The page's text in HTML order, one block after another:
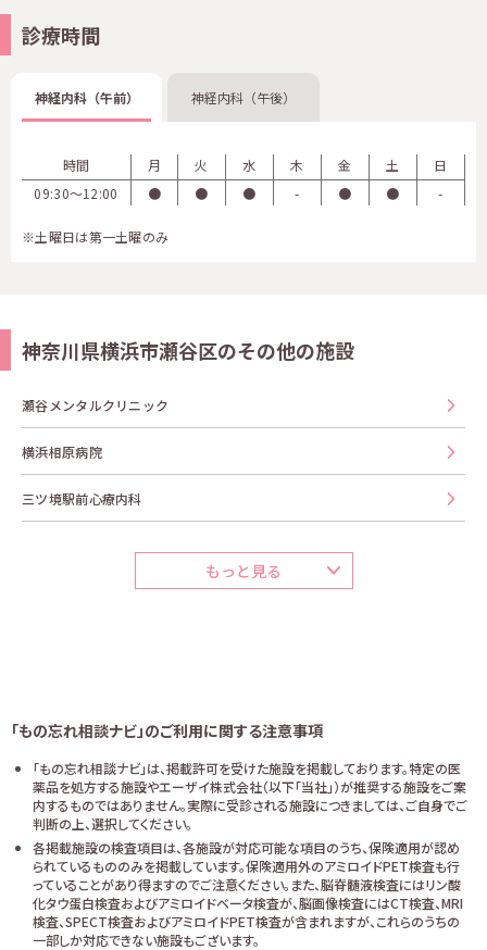
診療時間
神経内科（午前） 神経内科（午後）
時間 月 火 水 木 金 土
日
09:30〜12:00
● ● ● - ● ● -
※土曜日は第一土曜のみ
神奈川県横浜市瀬谷区のその他の施設
瀬谷メンタルクリニック
横浜相原病院
三ツ境駅前心療内科
もっと見る
「もの忘れ相談ナビ」のご利用に関する注意事項
「もの忘れ相談ナビ」は、掲載許可を受けた施設を掲載しております。特定の医
薬品を処方する施設やエーザイ株式会社（以下「当社」）が推奨する施設をご案
内するものではありません。実際に受診される施設につきましては、ご自身でご
判断の上、選択してください。
各掲載施設の検査項目は、各施設が対応可能な項目のうち、保険適用が認め
られているもののみを掲載しています。保険適用外のアミロイドPET検査も行
っていることがあり得ますのでご注意ください。また、脳脊髄液検査にはリン酸
化タウ蛋白検査およびアミロイドベータ検査が、脳画像検査にはCT検査、MRI
検査、SPECT検査およびアミロイドPET検査が含まれますが、これらのうちの
一部しか対応できない施設もございます。